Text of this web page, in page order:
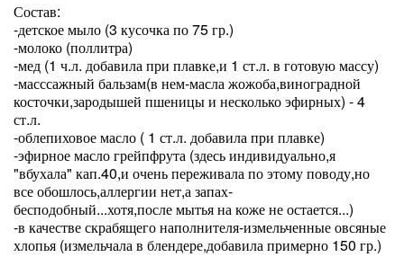
Состав:
-детское мыло (3 кусочка по 75 гр.)
-молоко (поллитра)
-мед (1 ч.л. добавила при плавке,и 1 ст.л. в готовую массу)
-масссажный бальзам(в нем-масла жожоба,виноградной
косточки,зародышей пшеницы и несколько эфирных) - 4
ст.л.
-облепиховое масло ( 1 ст.л. добавила при плавке)
-эфирное масло грейпфрута (здесь индивидуально,я
"вбухала" кап.40,и очень переживала по этому поводу,но
все обошлось,аллергии нет,а запах-
бесподобный...хотя,после мытья на коже не остается...)
-в качестве скрабящего наполнителя-измельченные овсяные
хлопья (измельчала в блендере,добавила примерно 150 гр.)